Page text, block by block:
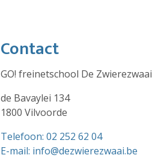
Contact
GO! freinetschool De Zwierezwaai
de Bavaylei 134
1800 Vilvoorde
Telefoon: 02 252 62 04
E-mail: info@dezwierezwaai.be